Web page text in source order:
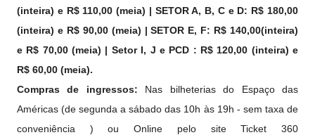
(inteira) e R$ 110,00 (meia) | SETOR A, B, C e D: R$ 180,00
(inteira) e R$ 90,00 (meia) | SETOR E, F: R$ 140,00(inteira)
e R$ 70,00 (meia) | Setor I, J e PCD : R$ 120,00 (inteira) e
R$ 60,00 (meia).
Compras de ingressos:
Nas bilheterias do Espaço das
Américas (de segunda a sábado das 10h às 19h - sem taxa de
conveniência ) ou Online pelo site Ticket 360